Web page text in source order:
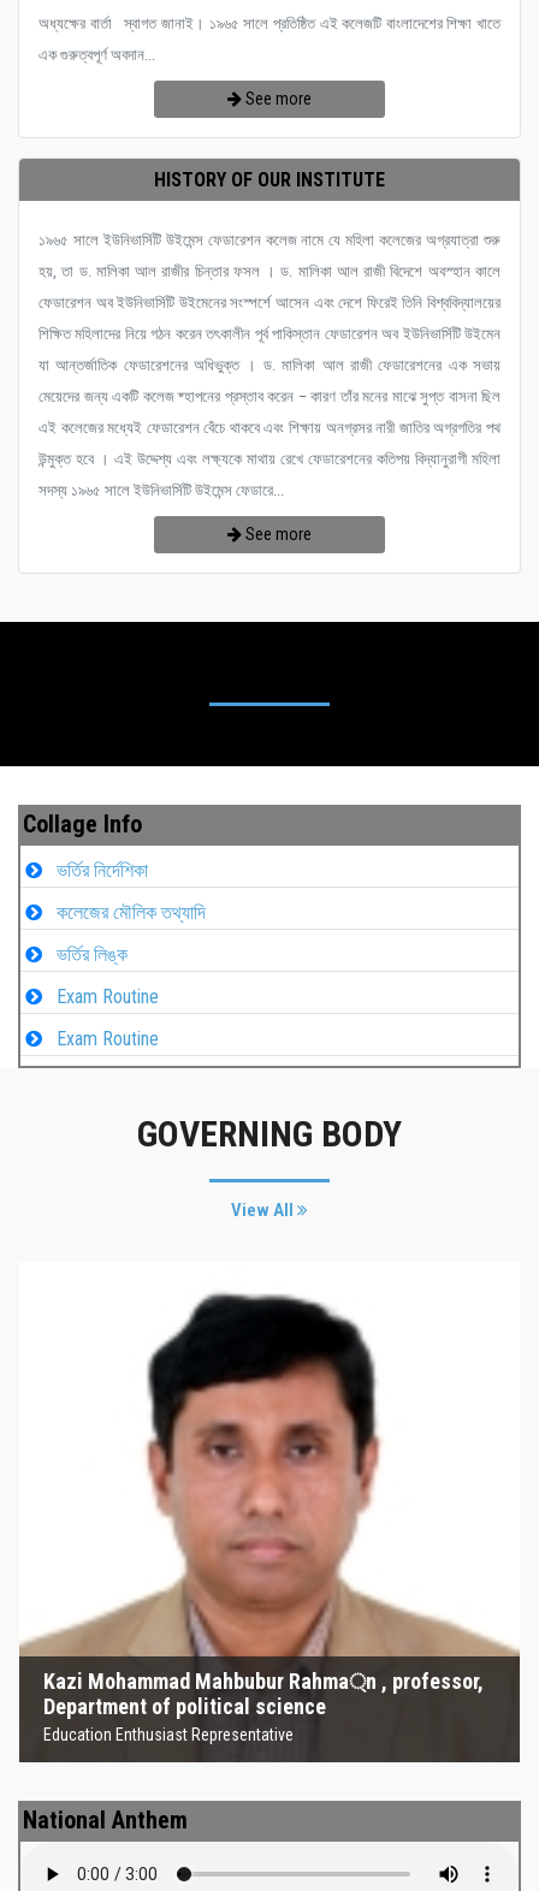
অধ্যক্ষের বার্তা স্বাগত জানাই। ১৯৬৫ সালে প্রতিষ্ঠিত এই কলেজটি বাংলাদেশের শিক্ষা খাতে
এক গুরুত্বপূর্ণ অবদান...
See more
HISTORY OF OUR INSTITUTE
১৯৬৫ সালে ইউনিভার্সিটি উইমেন্স ফেডারেশন কলেজ নামে যে মহিলা কলেজের অগ্রযাত্রা শুরু
হয়, তা ড. মালিকা আল রাজীর চিন্তার ফসল । ড. মালিকা আল রাজী বিদেশে অবস্হান কালে
ফেডারেশন অব ইউনিভার্সিটি উইমেনের সংস্পর্শে আসেন এবং দেশে ফিরেই তিনি বিশ্ববিদ্যালয়ের
শিক্ষিত মহিলাদের নিয়ে গঠন করেন তৎকালীন পূর্ব পাকিস্তান ফেডারেশন অব ইউনিভার্সিটি উইমেন
যা আন্তর্জাতিক ফেডারেশনের অধিভুক্ত । ড. মালিকা আল রাজী ফেডারেশনের এক সভায়
মেয়েদের জন্য একটি কলেজ ষ্হাপনের প্রস্তাব করেন – কারণ তাঁর মনের মাঝে সুপ্ত বাসনা ছিল
এই কলেজের মধ্যেই ফেডারেশন বেঁচে থাকবে এবং শিক্ষায় অনগ্রসর নারী জাতির অগ্রগতির পথ
উন্মুক্ত হবে । এই উদ্দেশ্য এবং লক্ষ্যকে মাথায় রেখে ফেডারেশনের কতিপয় বিদ্যানুরাগী মহিলা
সদস্য ১৯৬৫ সালে ইউনিভার্সিটি উইমেন্স ফেডারে...
See more
Collage Info
ভর্তির নির্দেশিকা
কলেজের মৌলিক তথ্যাদি
ভর্তির লিঙ্ক
Exam Routine
Exam Routine
GOVERNING BODY
View All
Kazi Mohammad Mahbubur Rahma্‌n , professor,
Department of political science
Education Enthusiast Representative
Kazi Mohammad Mahbubur
Rahma্‌n , professor, Department
of political science
Education Enthusiast Representative
National Anthem